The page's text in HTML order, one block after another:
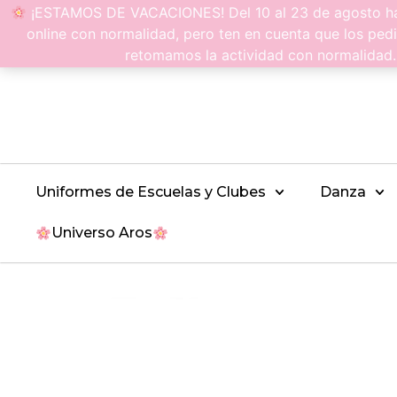
¡ESTAMOS DE VACACIONES! Del 10 al 23 de
online con normalidad, pero ten en cuenta que los
retomamos la actividad con
Uniformes de Escuelas y Clubes Danza
Universo Aros